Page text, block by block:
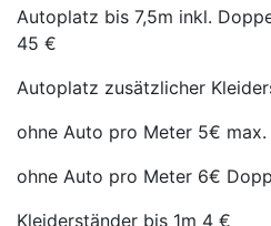
Autoplatz bis 7,5m inkl.
45 €
Autoplatz zusätzlicher
ohne Auto pro Meter 5€
ohne Auto pro Meter 6€
Kleiderständer bis 1m 4 €